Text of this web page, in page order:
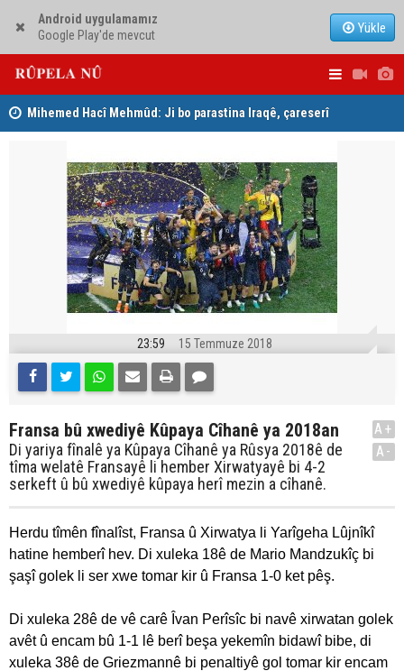
Android uygulamamız
Google Play'de mevcut
Yükle
Mihemed Hacî Mehmûd: Ji bo parastina Iraqê, çareserî
23:59 15 Temmuze 2018
Fransa bû xwediyê Kûpaya Cîhanê ya 2018an
Di yariya fînalê ya Kûpaya Cîhanê ya Rûsya 2018ê de
tîma welatê Fransayê li hember Xirwatyayê bi 4-2
serkeft û bû xwediyê kûpaya herî mezin a cîhanê.
A+
A-
Herdu tîmên fînalîst, Fransa û Xirwatya li Yarîgeha Lûjnîkî
hatine hemberî hev. Di xuleka 18ê de Mario Mandzukîç bi
şaşî golek li ser xwe tomar kir û Fransa 1-0 ket pêş.
Di xuleka 28ê de vê carê Îvan Perîsîc bi navê xirwatan golek
avêt û encam bû 1-1 lê berî beşa yekemîn bidawî bibe, di
xuleka 38ê de Griezmannê bi penaltiyê gol tomar kir encam